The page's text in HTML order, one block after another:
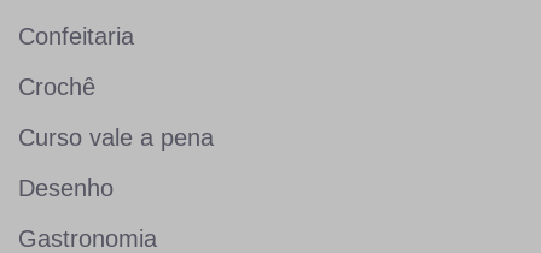
Confeitaria
Crochê
Curso vale a pena
Desenho
Gastronomia